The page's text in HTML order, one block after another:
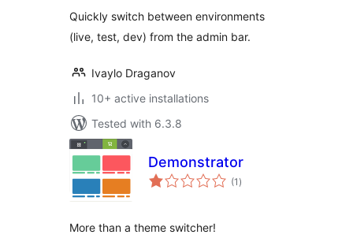
Quickly switch between environments
(live, test, dev) from the admin bar.
Ivaylo Draganov
10+ active installations
Tested with 6.3.8
Demonstrator
(1 total
ratings
)
More than a theme switcher!